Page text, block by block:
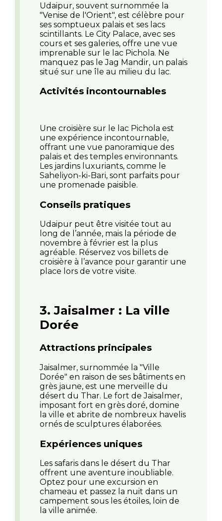
Udaipur, souvent surnommée la
"Venise de l'Orient", est célèbre pour
ses somptueux palais et ses lacs
scintillants. Le City Palace, avec ses
cours et ses galeries, offre une vue
imprenable sur le lac Pichola. Ne
manquez pas le Jag Mandir, un palais
situé sur une île au milieu du lac.
Activités incontournables
Une croisière sur le lac Pichola est
une expérience incontournable,
offrant une vue panoramique des
palais et des temples environnants.
Les jardins luxuriants, comme le
Saheliyon-ki-Bari, sont parfaits pour
une promenade paisible.
Conseils pratiques
Udaipur peut être visitée tout au
long de l’année, mais la période de
novembre à février est la plus
agréable. Réservez vos billets de
croisière à l’avance pour garantir une
place lors de votre visite.
3. Jaisalmer : La ville
Dorée
Attractions principales
Jaisalmer, surnommée la "Ville
Dorée" en raison de ses bâtiments en
grès jaune, est une merveille du
désert du Thar. Le fort de Jaisalmer,
imposant fort en grès doré, domine
la ville et abrite de nombreux havelis
ornés de sculptures élaborées.
Expériences uniques
Les safaris dans le désert du Thar
offrent une aventure inoubliable.
Optez pour une excursion en
chameau et passez la nuit dans un
campement sous les étoiles, loin de
la ville animée.